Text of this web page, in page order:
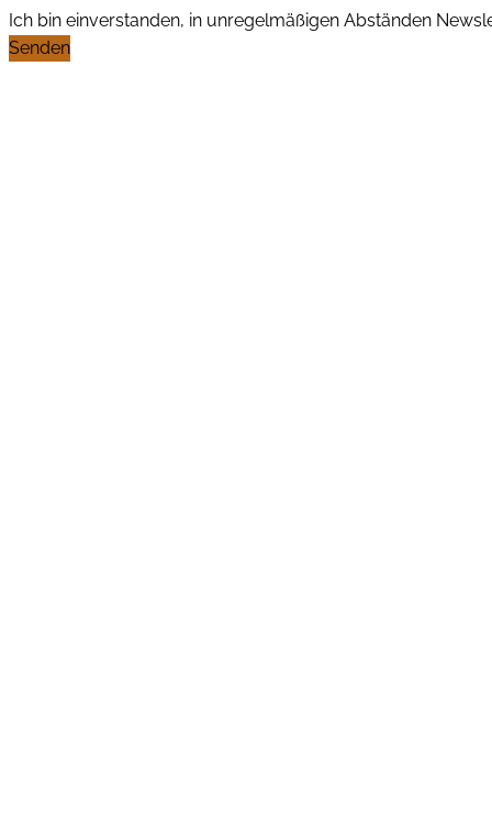
Ich bin einverstanden, in unregelmäßigen Abständen
Senden